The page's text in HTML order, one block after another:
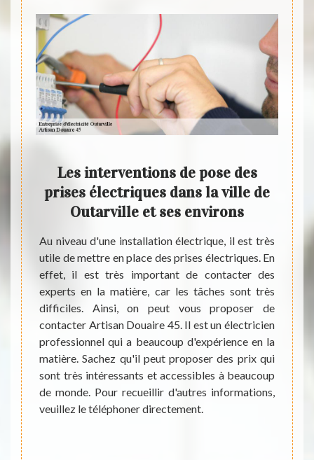
de
le
En
à
45
peut
et
Les interventions de pose des
prises électriques dans la ville de
Outarville et ses environs
Au niveau d'une installation électrique, il est très
utile de mettre en place des prises électriques. En
effet, il est très important de contacter des
experts en la matière, car les tâches sont très
difficiles. Ainsi, on peut vous proposer de
contacter Artisan Douaire 45. Il est un électricien
professionnel qui a beaucoup d'expérience en la
matière. Sachez qu'il peut proposer des prix qui
sont très intéressants et accessibles à beaucoup
de monde. Pour recueillir d'autres informations,
veuillez le téléphoner directement.
ces
des